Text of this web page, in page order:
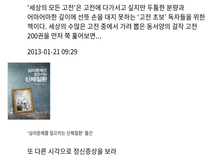
'세상의 모든 고전'은 고전에 다가서고 싶지만 두툼한 분량과
어마어마한 깊이에 선뜻 손을 대지 못하는 ‘고전 초보’ 독자들을 위한
책이다. 세상의 수많은 고전 중에서 가려 뽑은 동서양의 걸작 고전
200권을 먼저 쭉 훑어보면...
2013-01-21 09:29
‘심리문제를 일으키는 신체질환’ 출간
또 다른 시각으로 정신증상을 보라